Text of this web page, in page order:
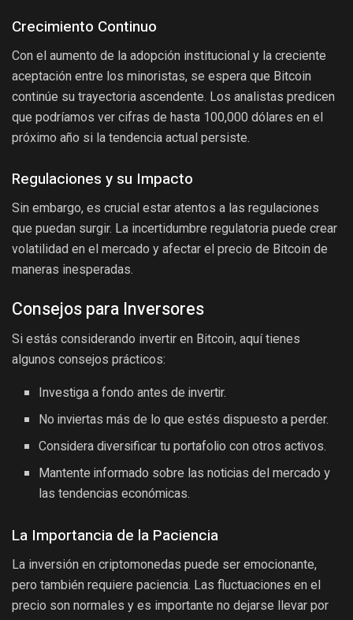
Crecimiento Continuo
Con el aumento de la adopción institucional y la creciente
aceptación entre los minoristas, se espera que Bitcoin
continúe su trayectoria ascendente. Los analistas predicen
que podríamos ver cifras de hasta 100,000 dólares en el
próximo año si la tendencia actual persiste.
Regulaciones y su Impacto
Sin embargo, es crucial estar atentos a las regulaciones
que puedan surgir. La incertidumbre regulatoria puede crear
volatilidad en el mercado y afectar el precio de Bitcoin de
maneras inesperadas.
Consejos para Inversores
Si estás considerando invertir en Bitcoin, aquí tienes
algunos consejos prácticos:
Investiga a fondo antes de invertir.
No inviertas más de lo que estés dispuesto a perder.
Considera diversificar tu portafolio con otros activos.
Mantente informado sobre las noticias del mercado y
las tendencias económicas.
La Importancia de la Paciencia
La inversión en criptomonedas puede ser emocionante,
pero también requiere paciencia. Las fluctuaciones en el
precio son normales y es importante no dejarse llevar por